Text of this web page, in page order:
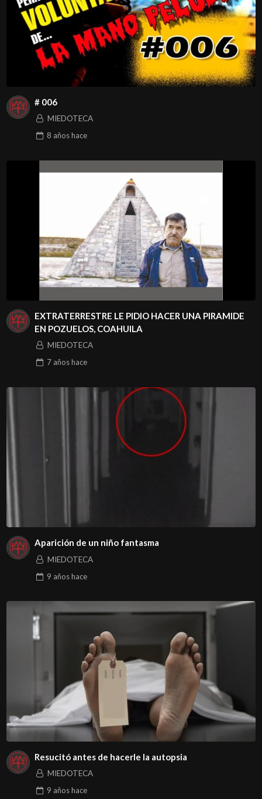
# 006
MIEDOTECA
8 añoshace
EXTRATERRESTRE LE PIDIO HACER UNA PIRAMIDE
EN POZUELOS, COAHUILA
MIEDOTECA
7 añoshace
Aparición de un niño fantasma
MIEDOTECA
9 añoshace
Resucitó antes de hacerle la autopsia
MIEDOTECA
9 añoshace